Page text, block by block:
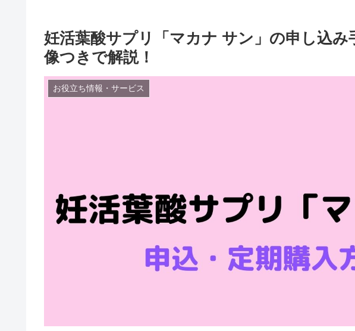
妊活葉酸サプリ「マカナ サン」の申し込み
像つきで解説！
お役立ち情報・サービス